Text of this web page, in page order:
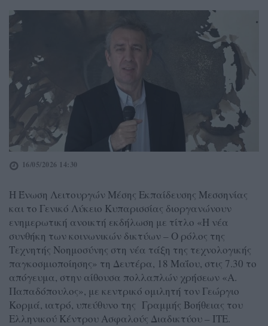
16/05/2026 14:30
Η Ένωση Λειτουργών Μέσης Εκπαίδευσης Μεσσηνίας
και το Γενικό Λύκειο Κυπαρισσίας διοργανώνουν
ενημερωτική ανοικτή εκδήλωση με τίτλο «Η νέα
συνθήκη των κοινωνικών δικτύων – Ο ρόλος της
Τεχνητής Νοημοσύνης στη νέα τάξη της τεχνολογικής
παγκοσμιοποίησης» τη Δευτέρα, 18 Μαΐου, στις 7.30 το
απόγευμα, στην αίθουσα πολλαπλών χρήσεων «Α.
Παπαδόπουλος», με κεντρικό ομιλητή τον Γεώργιο
Κορμά, ιατρό, υπεύθυνο της Γραμμής Βοήθειας του
Ελληνικού Κέντρου Ασφαλούς Διαδικτύου – ΙΤΕ.